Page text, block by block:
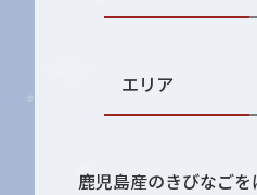
エリア
鹿児島産のきびなご